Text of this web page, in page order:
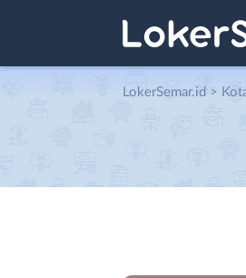
LokerSemar.id >